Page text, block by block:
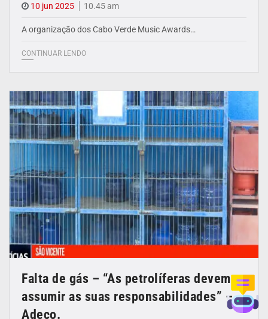
10 jun 2025 10.45 am
A organização dos Cabo Verde Music Awards…
CONTINUAR LENDO
Falta de gás – “As petrolíferas devem
assumir as suas responsabilidades” –
Adeco.